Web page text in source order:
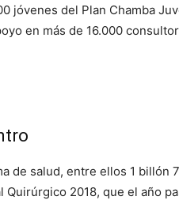
jóvenes del Plan Chamba
en más de 16.000
de salud, entre ellos 1 billón
2018, que el año